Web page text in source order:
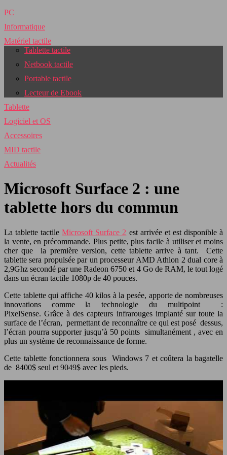
PC
Informatique
Matériel tactile
Tablette tactile
Netbook tactile
Portable tactile
Lecteur de Ebook
Tablette
Logiciel et OS
Accessoires
MID tactile
Actualités
Microsoft Surface 2 : une
tablette hors du commun
La tablette tactileMicrosoft Surface 2 est arrivée et est disponible à
la vente, en précommande. Plus petite, plus facile à utiliser et moins
cher que la première version, cette tablette arrive à tant. Cette
tablette sera propulsée par un processeur AMD Athlon 2 dual core à
2,9Ghz secondé par une Radeon 6750 et 4 Go de RAM, le tout logé
dans un écran tactile 1080p de 40 pouces.
Cette tablette qui affiche 40 kilos à la pesée, apporte de nombreuses
innovations comme la technologie du multipoint :
PixelSense. Grâce à des capteurs infrarouges implanté sur toute la
surface de l’écran, permettant de reconnaître ce qui est posé dessus,
l’écran pourra supporter jusqu’à 50 points simultanément , avec en
plus un système de reconnaissance de forme.
Cette tablette fonctionnera sous Windows 7 et coûtera la bagatelle
de 8400$ seul et 9049$ avec les pieds.